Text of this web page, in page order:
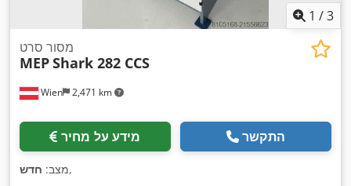
1 /3
Wien 2,471 km
מסור סרט
MEPShark 282 CCS
מידע על מחיר התקשר
מצב: חדש ,